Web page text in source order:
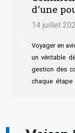
d'une
en avion
14 juillet
Voyager en
un véritable
gestion des
chaque étape
aériens,
Previous